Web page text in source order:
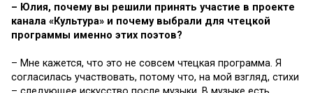
– Юлия, почему вы решили принять участие в проекте
канала «Культура» и почему выбрали для чтецкой
программы именно этих поэтов?
– Мне кажется, что это не совсем чтецкая программа. Я
согласилась участвовать, потому что, на мой взгляд, стихи